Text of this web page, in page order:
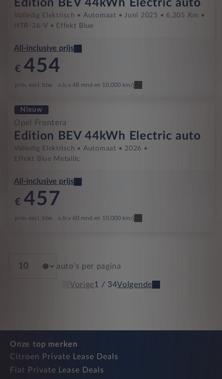
Edition BEV 44kWh Electric auto
Volledig Elektrisch Automaat Juni 2025
6,205 Km
HTR-36-V
Effekt Blue
All-inclusive prijs
€ 454
p/m. excl. btw o.b.v 48 mnd en 10,000 km/j
Nieuw
Opel Frontera
Edition BEV 44kWh Electric auto
Volledig Elektrisch Automaat
2026
Effekt Blue Metallic
All-inclusive prijs
€ 457
p/m. excl. btw o.b.v 60 mnd en 10,000 km/j
auto's per pagina
Vorige1 / 34Volgende
Onze top merken
Citroen Private Lease Deals
Fiat Private Lease Deals